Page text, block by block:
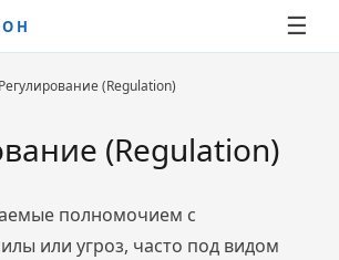
☰
Регулирование (Regulation)
(Regulation)
полномочием с
или угроз, часто под видом